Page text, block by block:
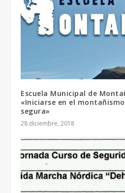
Escuela Municipal de
«Iniciarse en el
segura»
28 diciembre, 2018